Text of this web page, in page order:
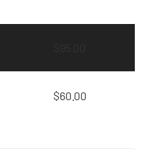
$60.00